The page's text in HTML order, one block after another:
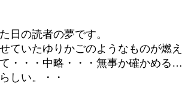
日の読者の夢です。
ていたゆりかごのようなものが燃え
・・・中略・・・無事か確かめる…
しい。・・